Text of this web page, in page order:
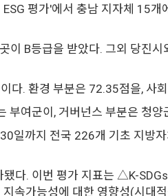
평가'에서 충남 지자체 15
B등급을 받았다. 그외 당진
다. 환경 부분은 72.35점을, 사
부여군이, 거버넌스 부분은 청
일까지 전국 226개 기초 지방
됐다. 이번 평가 지표는 △K-
속가능성에 대한 영향성(시대